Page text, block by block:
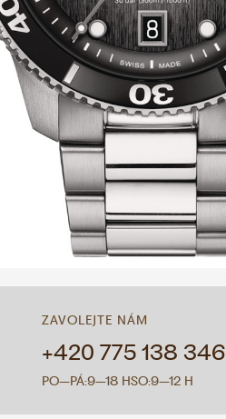
ZAVOLEJTE NÁM
+420 775 138 346
PO–PÁ:9–18 HSO:9–12 H